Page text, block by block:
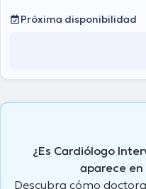
Próxima disponibilidad
¿Es Cardiólogo
aparece en
Descubra cómo